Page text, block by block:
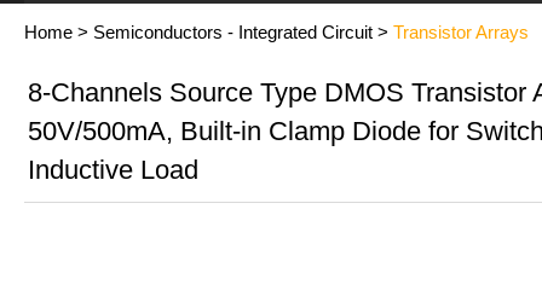
Home > Semiconductors - Integrated Circuit > Transistor Arrays
8-Channels Source Type DMOS Transistor
50V/500mA, Built-in Clamp Diode for
Inductive Load